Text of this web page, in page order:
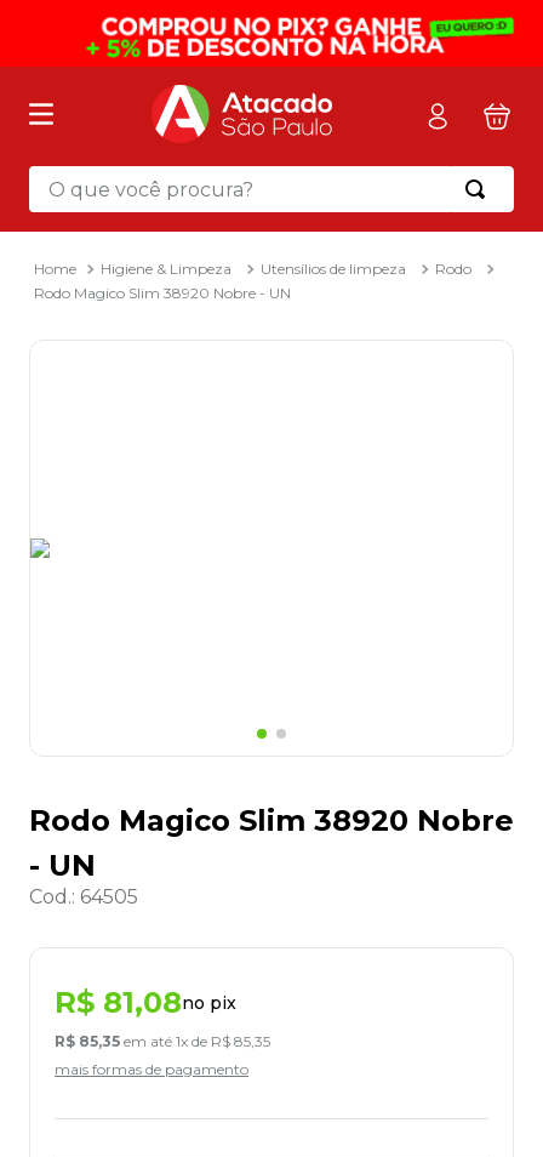
O que você procura?
Higiene & Limpeza Utensílios de limpeza
Rodo
Rodo Magico Slim 38920 Nobre - UN
Rodo Magico Slim 38920 Nobre
- UN
Cod.: 64505
R$ 81,08no pix
R$ 85,35 em até 1x de R$ 85,35
mais formas de pagamento
Termos mais buscados
mochila
2º sacola
3º mala